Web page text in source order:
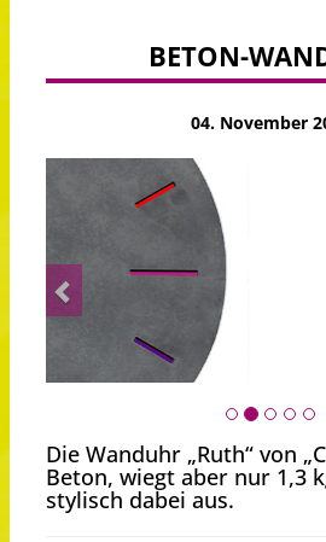
BETON-
04. November
Previous
Die Wanduhr „Ruth“ von
Beton, wiegt aber nur 1,3
stylisch dabei aus.